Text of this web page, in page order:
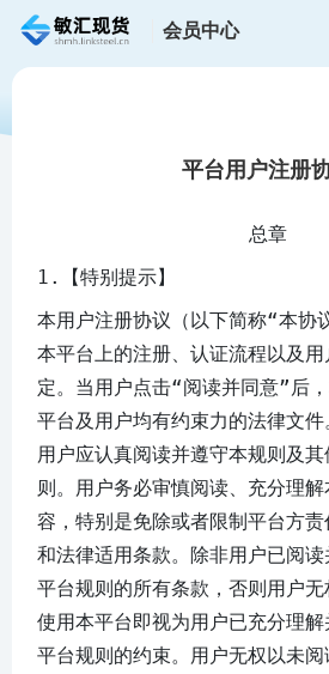
会员中心
平台用户注册
总章
1.【特别提示】
本用户注册协议（以下简称“本协
本平台上的注册、认证流程以及
定。当用户点击“阅读并同意”后
平台及用户均有约束力的法律文件
用户应认真阅读并遵守本规则及
则。用户务必审慎阅读、充分理
容，特别是免除或者限制平台方
和法律适用条款。除非用户已阅
平台规则的所有条款，否则用户
使用本平台即视为用户已充分理
平台规则的约束。用户无权以未